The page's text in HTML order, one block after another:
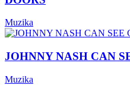
Muzika
JOHNNY NASH CAN
Muzika